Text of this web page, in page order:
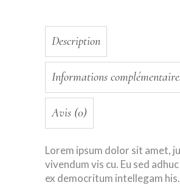
Description
Informations
Avis (0)
Lorem ipsum dolor sit amet,
vivendum vis cu. Eu sed
ex democritum intellegam